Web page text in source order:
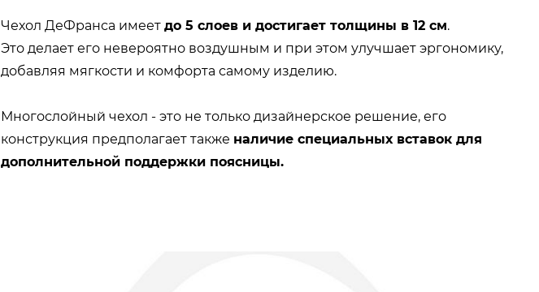
Чехол ДеФранса имеет до 5 слоев и достигает толщины в 12 см.
Это делает его невероятно воздушным и при этом улучшает эргономику,
добавляя мягкости и комфорта самому изделию.
Многослойный чехол - это не только дизайнерское решение, его
конструкция предполагает также наличие специальных вставок для
дополнительной поддержки поясницы.